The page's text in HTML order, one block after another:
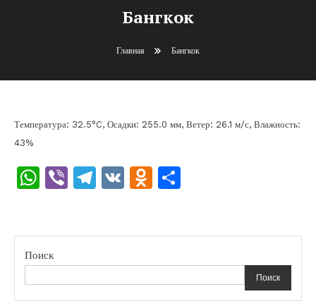
Бангкок
Главная Бангкок
Температура: 32.5°C, Осадки: 255.0 мм, Ветер: 26.1 м/с, Влажность:
43%
WhatsApp
ViberTelegram
VK Odnoklassniki
Поиск
Поиск